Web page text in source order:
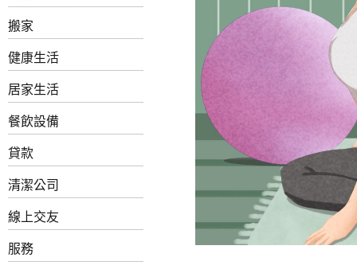
搬家
健康生活
居家生活
餐飲設備
貸款
清潔公司
線上交友
服務